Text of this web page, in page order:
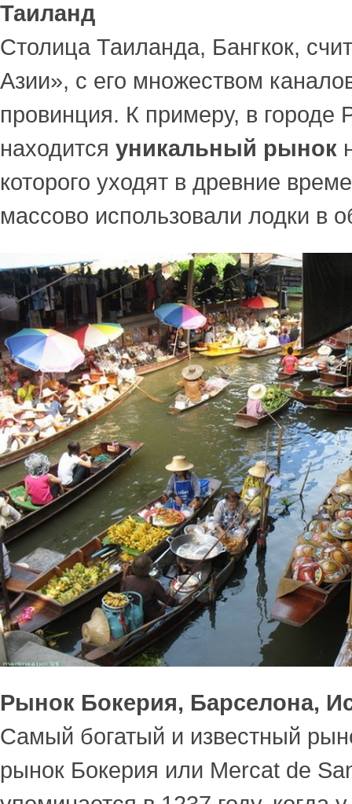
Таиланд
Столица Таиланда, Бангкок,
Азии», с его множеством
провинция. К примеру, в городе
находится уникальный рынок
которого уходят в древние
массово использовали лодки в
Рынок Бокерия, Барселона,
Самый богатый и известный
рынок Бокерия или Mercat de